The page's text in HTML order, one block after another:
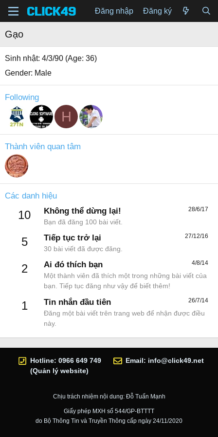
Đăng nhập Đăng ký
Gạo
Sinh nhật 4/3/90 (Age: 36)
Gender Male
Following
H
Thành viên quan tâm
Các danh hiệu
10 28/6/17
Không thể dừng lại!
Bạn đã đăng 100 bài viết.
5 27/12/16
Tiếp tục trở lại
30 bài viết đã được đăng.
2 4/8/14
Ai đó thích bạn
Một thành viên đã thích một trong những bài viết của
bạn. Tiếp tục đăng như vậy để biết thêm!
1 26/7/14
Tin nhắn đầu tiên
Đăng một bài viết trên trang web để nhận được điều
này.
Hotline: 0966 649 749
(Quản lý website)
Email: info@click49.net
Chịu trách nhiệm nội dung: Đỗ Tuấn Mạnh
Giấy phép MXH số 544/GP-BTTTT
do Bộ Thông Tin và Truyền Thông cấp ngày 24/11/2020